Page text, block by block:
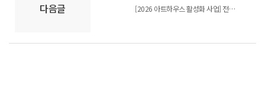
다음글 [2026 아트하우스 활성화 사업] 전시 참여 작가 선정 결과